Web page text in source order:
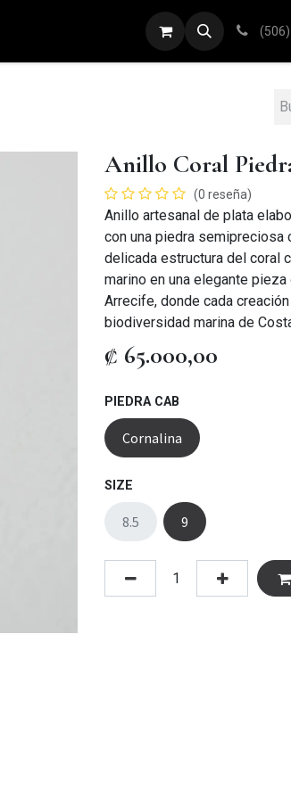
PULSERAS (506)
Anillo Coral
(0 reseña)
Anillo artesanal de plata
con una piedra
delicada estructura del coral
marino en una elegante
Arrecife, donde cada
biodiversidad marina de
₡ 65.000,00
PIEDRA CAB
Cornalina
SIZE
8.5 9